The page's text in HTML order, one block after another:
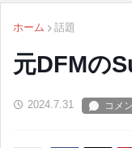
ホーム 話題
元DFMの
2024.7.31